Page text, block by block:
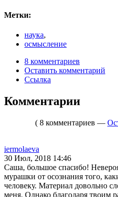
Метки:
наука,
осмысление
8 комментариев
Оставить комментарий
Ссылка
Комментарии
( 8 комментариев —
iermolaeva
30 Июл, 2018 14:46
Саша, большое спасибо!
мурашки от осознания того,
человеку. Материал довольно
меня. Однако благодаря твоим